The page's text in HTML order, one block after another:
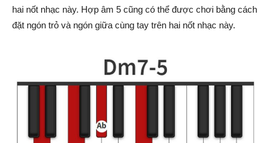
hai nốt nhạc này. Hợp âm 5 cũng có thể được chơi bằng cách
đặt ngón trỏ và ngón giữa cùng tay trên hai nốt nhạc này.